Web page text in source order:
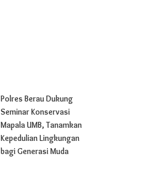
Polres Berau Dukung
Seminar Konservasi
Mapala UMB, Tanamkan
Kepedulian Lingkungan
bagi Generasi Muda